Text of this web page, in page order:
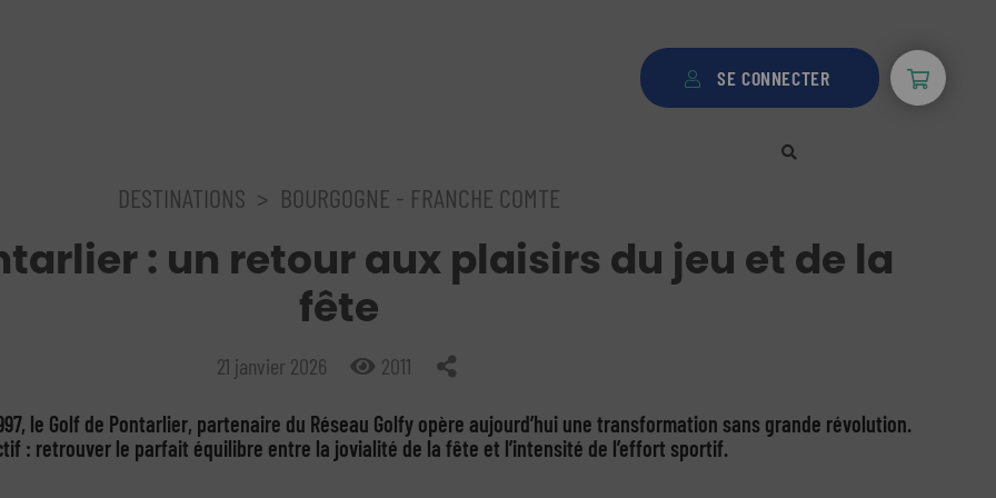
SE CONNECTER
DESTINATIONS > BOURGOGNE - FRANCHE COMTE
: un retour aux plaisirs du jeu et de la
fête
21 janvier 2026 2011
le Golf de Pontarlier, partenaire du Réseau Golfy opère aujourd’hui une transformation sans grande révolution.
: retrouver le parfait équilibre entre la jovialité de la fête et l’intensité de l’effort sportif.